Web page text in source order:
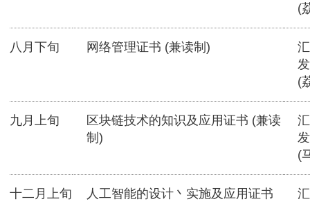
(
八月下旬 网络管理证书 (兼读制)
(
九月上旬
区块链技术的知识及应用证书 (兼读
制)
(
十二月上旬
人工智能的设计丶实施及应用证书